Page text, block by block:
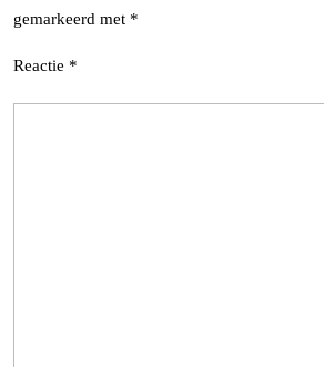
gemarkeerd met *
Reactie *